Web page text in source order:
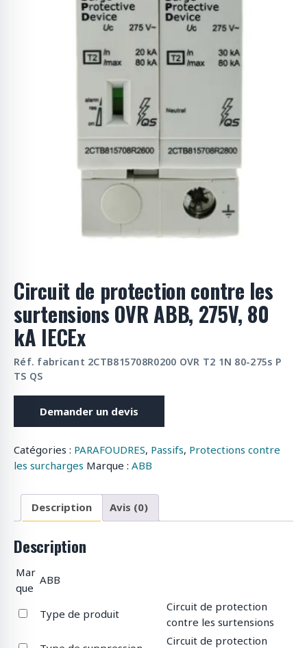
Circuit de protection contre les
surtensions OVR ABB, 275V, 80
kA IECEx
Réf. fabricant 2CTB815708R0200 OVR T2 1N 80-275s P
TS QS
Demander un devis
Catégories : PARAFOUDRES, Passifs, Protections contre
les surcharges Marque : ABB
Description Avis (0)
Description
Mar
que
ABB
Type de produit
Circuit de protection
contre les surtensions
Circuit de protection